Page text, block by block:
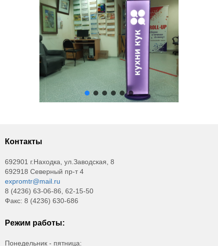
Контакты
692901 г.Находка, ул.Заводская, 8
692918 Северный пр-т 4
expromtr@mail.ru
8 (4236) 63-06-86, 62-15-50
Факс: 8 (4236) 630-686
Режим работы:
Понедельник - пятница: